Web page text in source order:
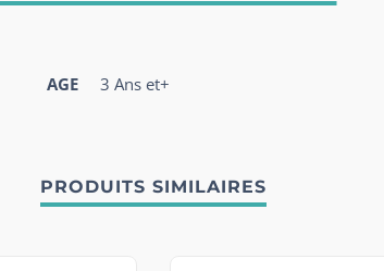
AGE 3 Ans et+
PRODUITS SIMILAIRES